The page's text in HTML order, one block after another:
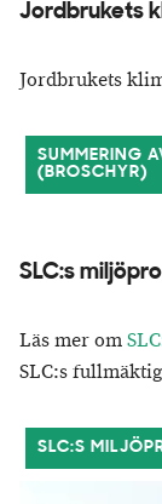
Jordbrukets
Jordbrukets
SUMMERING
(BROSCHYR)
SLC:s
Läs mer om
SLC:s
SLC:S